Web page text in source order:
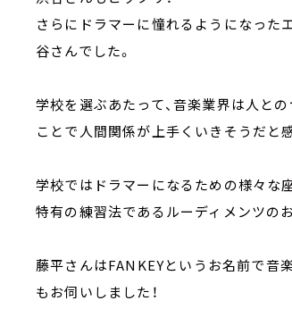
さらにドラマーに憧れるようになった
谷さんでした。
学校を選ぶあたって、音楽業界は人と
ことで人間関係が上手くいきそうだと
学校ではドラマーになるための様々な
特有の練習法であるルーディメンツの
藤平さんはFANKEYというお名前で音
もお伺いしました！